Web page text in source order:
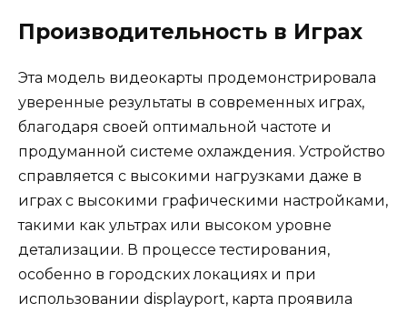
Производительность в Играх
Эта модель видеокарты продемонстрировала
уверенные результаты в современных играх,
благодаря своей оптимальной частоте и
продуманной системе охлаждения. Устройство
справляется с высокими нагрузками даже в
играх с высокими графическими настройками,
такими как ультрах или высоком уровне
детализации. В процессе тестирования,
особенно в городских локациях и при
использовании displayport, карта проявила